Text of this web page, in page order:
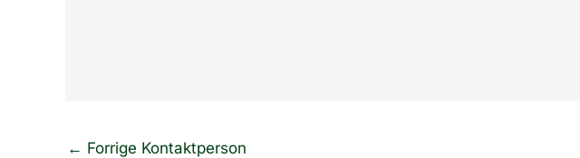
← Forrige Kontaktperson